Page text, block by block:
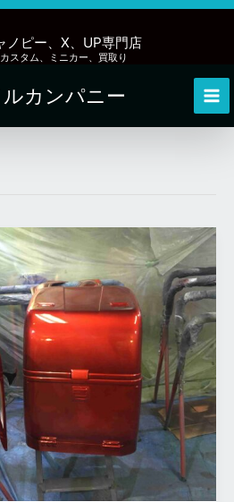
ノピー、X、UP専門店
スタム、ミニカー、買取り
カンパニー